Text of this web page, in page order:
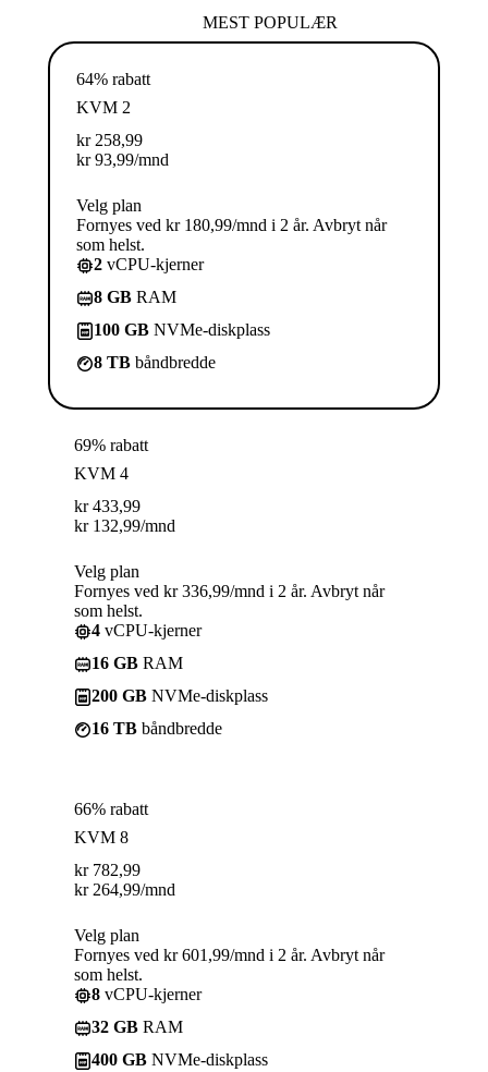
MEST POPULÆR
64% rabatt
KVM 2
kr 258,99
kr 93,99/mnd
Velg plan
Fornyes ved kr 180,99/mnd i 2 år. Avbryt når
som helst.
2 vCPU-kjerner
8 GB RAM
100 GB NVMe-diskplass
8 TB båndbredde
69% rabatt
KVM 4
kr 433,99
kr 132,99/mnd
Velg plan
Fornyes ved kr 336,99/mnd i 2 år. Avbryt når
som helst.
4 vCPU-kjerner
16 GB RAM
200 GB NVMe-diskplass
16 TB båndbredde
66% rabatt
KVM 8
kr 782,99
kr 264,99/mnd
Velg plan
Fornyes ved kr 601,99/mnd i 2 år. Avbryt når
som helst.
8 vCPU-kjerner
32 GB RAM
400 GB NVMe-diskplass